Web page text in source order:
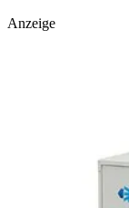
Anzeige